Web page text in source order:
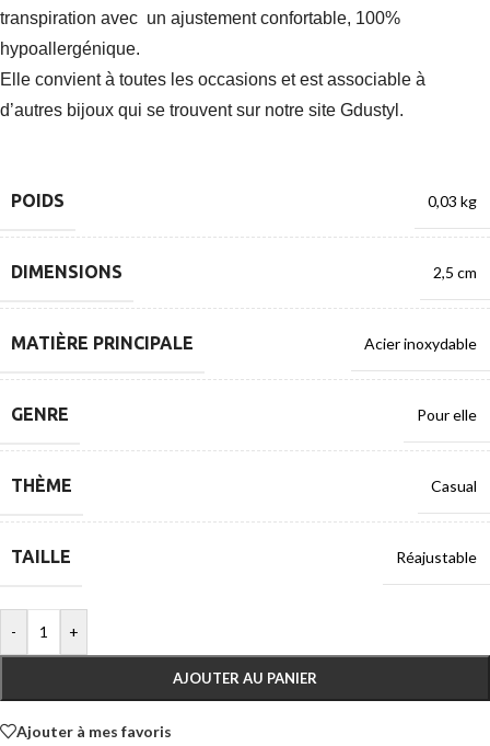
transpiration avec un ajustement confortable, 100%
hypoallergénique.
Elle convient à toutes les occasions et est associable à
d’autres bijoux qui se trouvent sur notre site Gdustyl.
POIDS 0,03 kg
DIMENSIONS 2,5 cm
MATIÈRE PRINCIPALE Acier inoxydable
GENRE Pour elle
THÈME Casual
TAILLE Réajustable
- +
AJOUTER AU PANIER
Ajouter à mes favoris